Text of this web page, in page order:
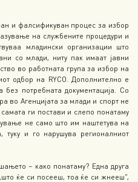
и фалсификуван процес за избор
на службените процедури и
младински организации што
со млади, ниту пак имаат јавни
во работната група за избор на
одбор на RYCO. Дополнително е
потребната документација. Со
во Агенцијата за млади и спорт не
ги постави и слепо понатаму
не само што им наштетува на
туку и го нарушува регионалниот
– како понатаму? Една друга
ќе си посееш, тоа ќе си жнееш“,